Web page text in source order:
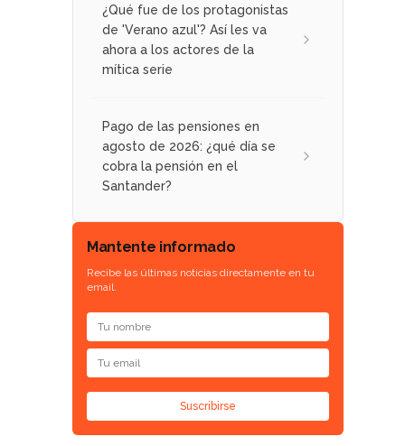
¿Qué fue de los protagonistas
de 'Verano azul'? Así les va
ahora a los actores de la
mítica serie
Pago de las pensiones en
agosto de 2026: ¿qué día se
cobra la pensión en el
Santander?
Mantente informado
Recibe las últimas noticias directamente en tu
email.
Suscribirse